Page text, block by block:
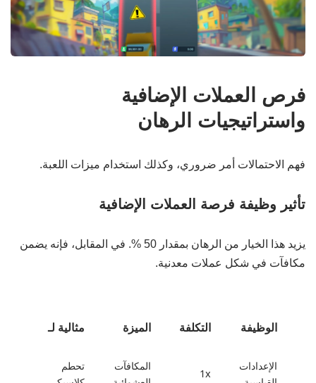
فرص العملات الإضافية
واستراتيجيات الرهان
فهم الاحتمالات أمر ضروري، وكذلك استخدام ميزات اللعبة.
تأثير وظيفة فرصة العملات الإضافية
يزيد هذا الخيار من الرهان بمقدار 50 %. في المقابل، فإنه يضمن
مكافآت في شكل عملات معدنية.
الوظيفة التكلفة الميزة مثالية لـ
الإعدادات
1x
المكافآت
تحطم